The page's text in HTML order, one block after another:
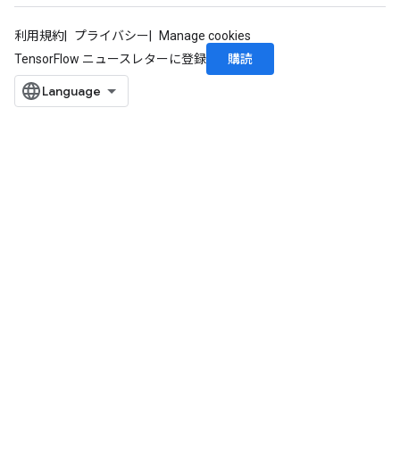
利用規約 プライバシー
Manage cookies
TensorFlow ニュースレターに登録
購読